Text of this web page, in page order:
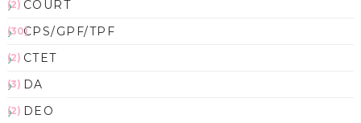
COURT
(2)
CPS/GPF/TPF
(30)
CTET
(2)
DA
(3)
DEO
(2)